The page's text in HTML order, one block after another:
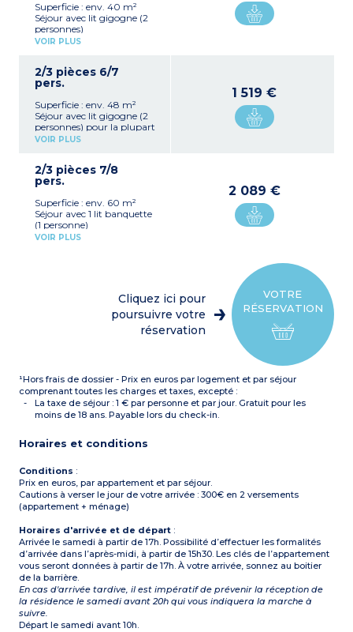
Salle de douche avec WC
Superficie : env. 40 m²
Séjour avec lit gigogne (2
personnes)
Coin cabine (séparé du
1 lit double en mezzanine
Kitchenette équipée
micro-ondes, réfrigérateur,
hotte,
lave-vaisselle)
Salle de douche avec WC +
(mezzanine)
VOIR PLUS
2/3 pièces 6/7
pers.
Superficie : env. 48 m²
Séjour avec lit gigogne (2
personnes) pour la plupart
+ 1 lit banquette (1
(140)
Coin cabine (séparé du
2 lits superposés
Kitchenette équipée
(plaque vitrocéramique,
micro-ondes, réfrigérateur,
Séjour avec 1 banquette (1
séjour par une porte) avec
Chambre avec 1 lit double
Kitchenette équipée
(plaque vitrocéramique,
micro-ondes, réfrigérateur,
lave-vaisselle)
2 salles de douche avec WC
VOIR PLUS
1 519 €
2/3 pièces 7/8
pers.
Superficie : env. 60 m²
Séjour avec 1 lit banquette
(1 personne)
Mezzanine avec 1 grand lit
Séjour avec 1 lit gigogne (2
personnes) + 1 lit banquette
Chambre avec 1 grand lit
(140) + 1 lit simple en petite
mezzanine
Kitchenette équipée
hotte,
2 salles de douche avec WC
VOIR PLUS
2 089 €
VOTRE
RÉSERVATION
Cliquez ici pour
poursuivre votre
réservation
¹Hors frais de dossier - Prix en euros par logement et par séjour
comprenant toutes les charges et taxes, excepté :
La taxe de séjour : 1 € par personne et par jour. Gratuit pour les
moins de 18 ans. Payable lors du check-in.
Horaires et conditions
Conditions :
Prix en euros, par appartement et par séjour.
Cautions à verser le jour de votre arrivée : 300€ en 2 versements
(appartement + ménage)
Horaires d'arrivée et de départ :
Arrivée le samedi à partir de 17h. Possibilité d’effectuer les formalités
d’arrivée dans l’après-midi, à partir de 15h30. Les clés de l’appartement
vous seront données à partir de 17h. À votre arrivée, sonnez au boitier
de la barrière.
En cas d'arrivée tardive, il est impératif de prévenir la réception de
la résidence le samedi avant 20h qui vous indiquera la marche à
suivre.
Départ le samedi avant 10h.